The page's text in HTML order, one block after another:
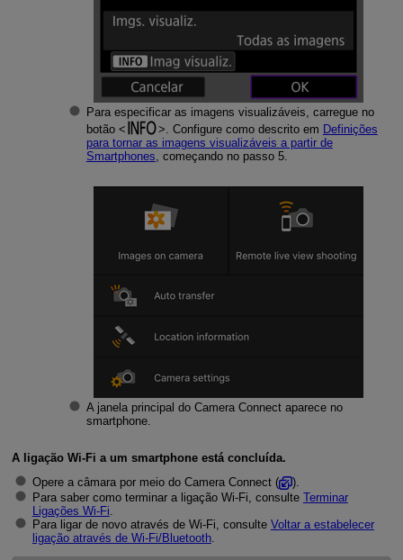
Para especificar as imagens visualizáveis, carregue no
botão
. Configure como descrito em Definições
para tornar as imagens visualizáveis a partir de
Smartphones, começando no passo 5.
A janela principal do Camera Connect aparece no
smartphone.
A ligação Wi-Fi a um smartphone está concluída.
Opere a câmara por meio do Camera Connect (
).
Para saber como terminar a ligação Wi-Fi , consulte Terminar
Ligações Wi-Fi
Para ligar de novo através de Wi-Fi , consulte Voltar a estabelecer
ligação através de Wi-Fi/Bluetooth.